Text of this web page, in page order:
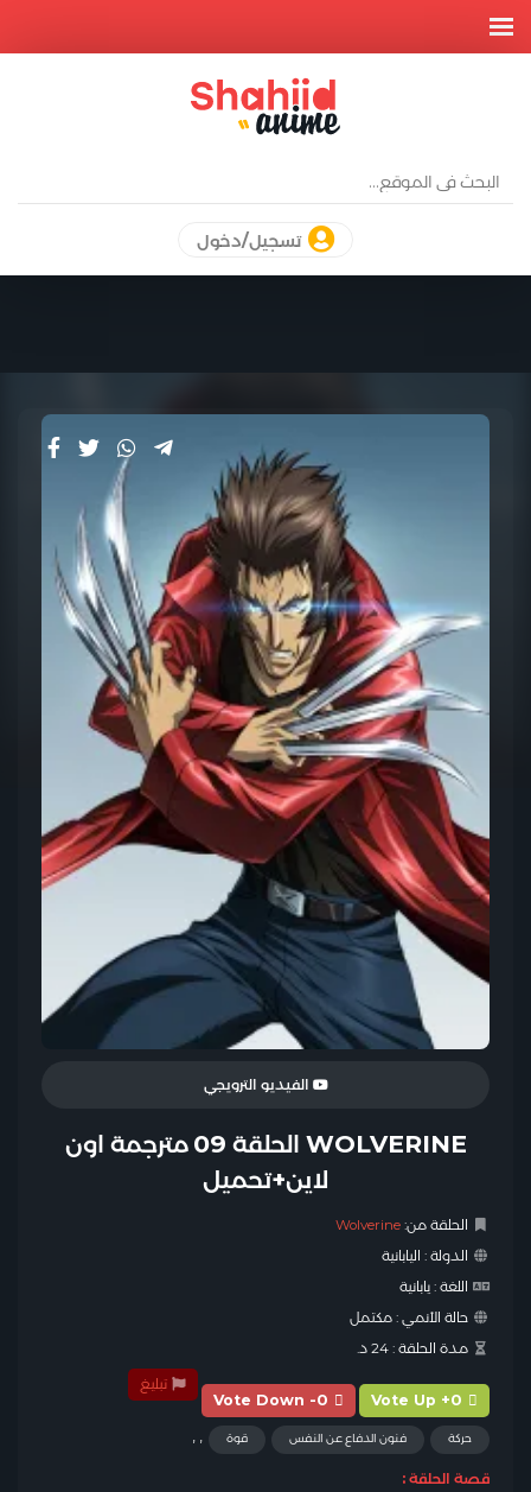
تسجيل/دخول
الفيديو الترويجي
WOLVERINE الحلقة 09 مترجمة اون
لاين+تحميل
الحلقة من:Wolverine
الدولة : اليابانية
اللغة :يابانية
حالة الأنمي :مكتمل
مدة الحلقة :24 د.
Vote Up +0
Vote Down -0
تبليغ
حركة فنون الدفاع عن النفس قوة
قصة الحلقة :